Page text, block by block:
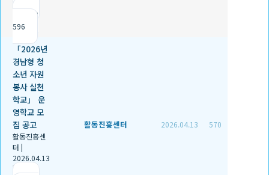
조회
596
「2026년
경남형 청
소년 자원
봉사 실천
학교」 운
영학교 모
집 공고
활동진흥센
터 |
2026.04.13
|
활동진흥센터 2026.04.13 570